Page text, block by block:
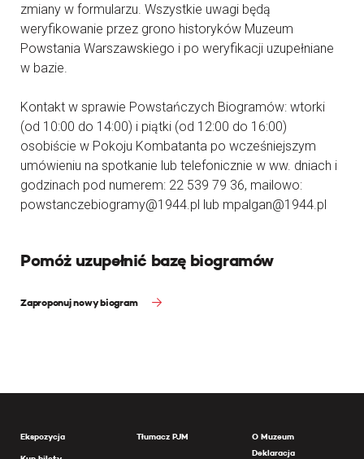
zmiany w formularzu. Wszystkie uwagi będą
weryfikowanie przez grono historyków Muzeum
Powstania Warszawskiego i po weryfikacji uzupełniane
w bazie.
Kontakt w sprawie Powstańczych Biogramów: wtorki
(od 10:00 do 14:00) i piątki (od 12:00 do 16:00)
osobiście w Pokoju Kombatanta po wcześniejszym
umówieniu na spotkanie lub telefonicznie w ww. dniach i
godzinach pod numerem: 22 539 79 36, mailowo:
powstanczebiogramy@1944.pl lub mpalgan@1944.pl
Pomóż uzupełnić bazę biogramów
Zaproponuj nowy biogram
Ekspozycja Tłumacz PJM
O Muzeum
Deklaracja